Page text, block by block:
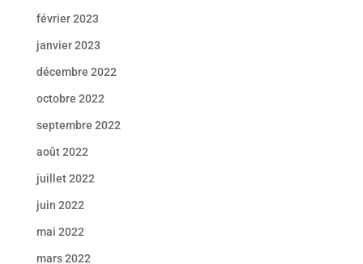
février 2023
janvier 2023
décembre 2022
octobre 2022
septembre 2022
août 2022
juillet 2022
juin 2022
mai 2022
mars 2022